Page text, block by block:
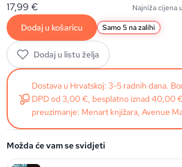
17,99€ Najniža cijena
Dodaj u košaricu Samo 5 na zalihi
Dodaj u listu želja
Dostava u Hrvatskoj: 3-5 radnih dana.
DPD od 3,00 €, besplatno iznad 40,00
preuzimanje: Menart knjižara, Avenue
Možda će vam se svidjeti